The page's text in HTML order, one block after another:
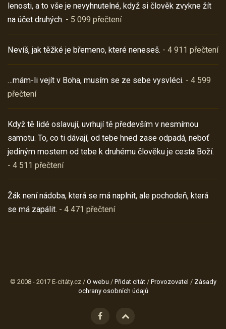
lenosti, a to vše je nevyhnutelné, když si člověk zvykne žít
na účet druhých. - 5 099 přečtení
Nevíš, jak těžké je břemeno, které neneseš. - 4 911 přečtení
…mám-li vejít v Boha, musím se ze sebe vysvléci. - 4 599
přečtení
Když tě lidé oslavují, uvrhují tě především v nesmírnou
samotu. To, co ti dávají, od tebe hned zase odpadá, neboť
jediným mostem od tebe k druhému člověku je cesta Boží.
- 4 511 přečtení
Žák není nádoba, která se má naplnit, ale pochodeň, která
se má zapálit. - 4 471 přečtení
© 2008 - 2017 E-citáty.cz / O webu / Přidat citát/ Provozovatel / Zásady
ochrany osobních údajů